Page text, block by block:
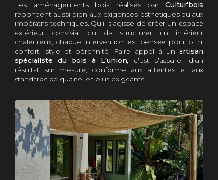
Les aménagements bois réalisés par Cultur'bois
répondent aussi bien aux exigences esthétiques qu’aux
impératifs techniques. Qu’il s’agisse de créer un espace
extérieur convivial ou de structurer un intérieur
chaleureux, chaque intervention est pensée pour offrir
confort, style et pérennité. Faire appel à un artisan
spécialiste du bois à L'union, c’est s’assurer d’un
résultat sur mesure, conforme aux attentes et aux
standards de qualité les plus exigeants.